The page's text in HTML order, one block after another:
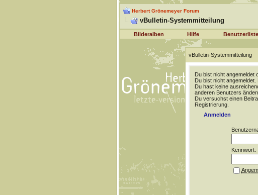
Herbert Grönemeyer Forum
vBulletin-Systemmitteilung
Bilderalben Hilfe Benutzerliste
vBulletin-Systemmitteilung
Du bist nicht angemeldet
Du bist nicht
Du hast keine
anderen Benutzers
Du versuchst einen
Registrierung.
Anmelden
Kennwort: